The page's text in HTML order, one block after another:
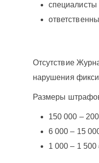
специалисты
Отсутствие
нарушения
Размеры
150 000 –
6 000 – 15
1 000 – 1